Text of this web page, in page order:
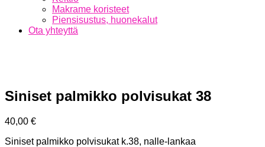
Makrame koristeet
Piensisustus, huonekalut
Ota yhteyttä
Siniset palmikko polvisukat 38
40,00 €
Siniset palmikko polvisukat k.38, nalle-lankaa